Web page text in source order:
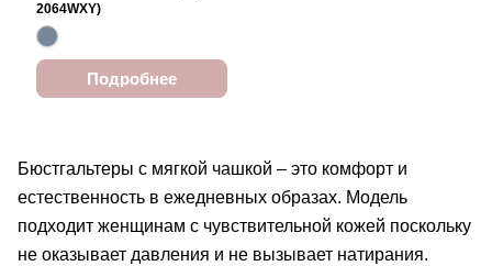
2064WXY)
Подробнее
Бюстгальтеры с мягкой чашкой – это комфорт и
естественность в ежедневных образах. Модель
подходит женщинам с чувствительной кожей поскольку
не оказывает давления и не вызывает натирания.